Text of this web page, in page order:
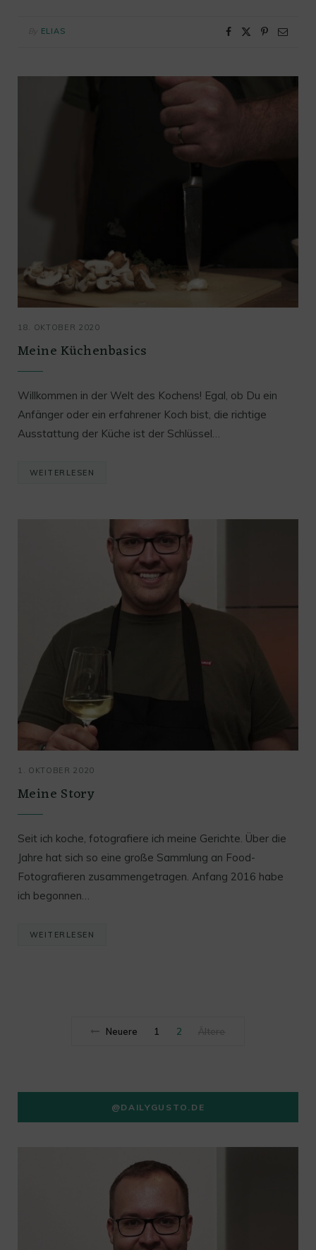
ELIAS
18. OKTOBER 2020
Meine Küchenbasics
Willkommen in der Welt des Kochens! Egal, ob Du ein
Anfänger oder ein erfahrener Koch bist, die richtige
Ausstattung der Küche ist der Schlüssel…
WEITERLESEN
1. OKTOBER 2020
Meine Story
Seit ich koche, fotografiere ich meine Gerichte. Über die
Jahre hat sich so eine große Sammlung an Food-
Fotografieren zusammengetragen. Anfang 2016 habe
ich begonnen…
WEITERLESEN
Neuere 1 2
@DAILYGUSTO.DE